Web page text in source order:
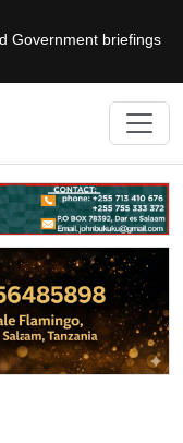
Government briefings